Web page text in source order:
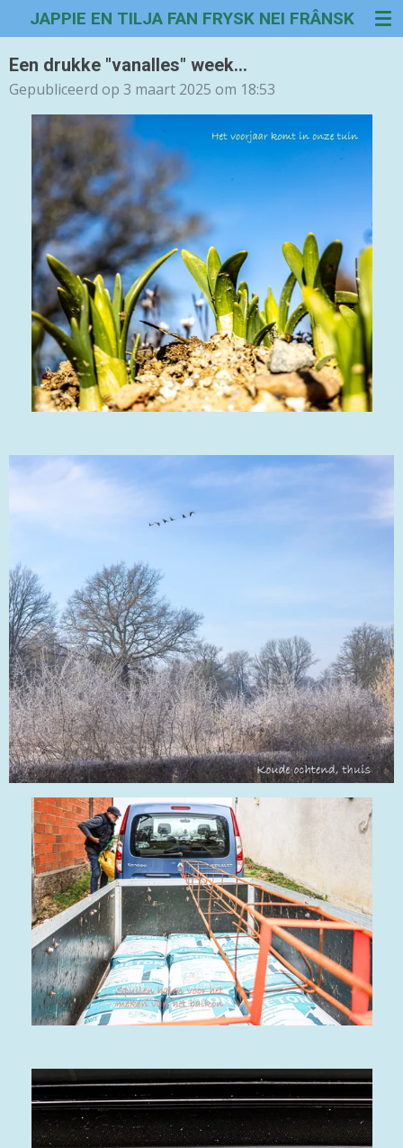
direct
naar
de
JAPPIE EN TILJA FAN FRYSK NEI FRÂNSK
Een drukke "vanalles" week...
Gepubliceerd op 3 maart 2025 om 18:53